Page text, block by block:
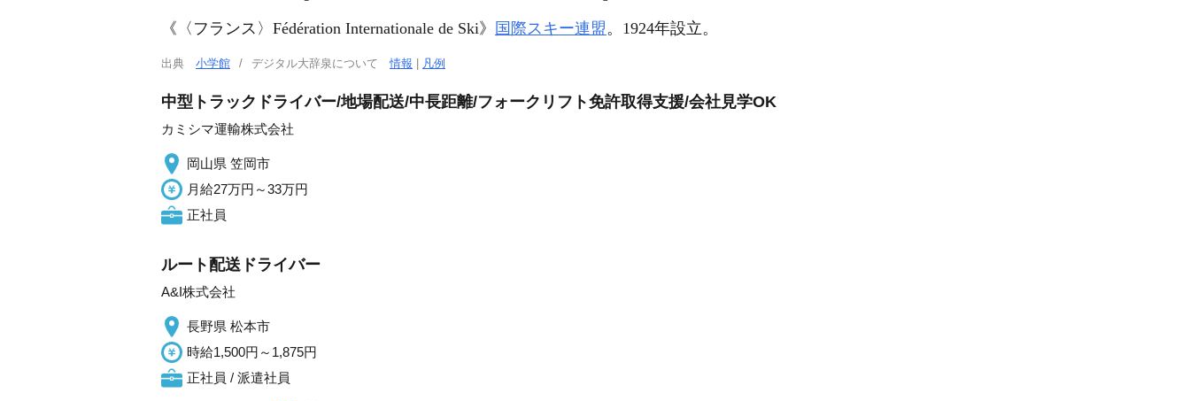
《〈フランス〉 Fédération Internationale de Ski》 国際スキー連盟。1924年設立。
出典 小学館 デジタル大辞泉について情報 凡例
中型トラックドライバー/地場配送/中長距離/フォークリフト免許取得支援/会社見学OK
カミシマ運輸株式会社
岡山県 笠岡市
月給27万円～33万円
正社員
ルート配送ドライバー
A&I株式会社
長野県 松本市
時給1,500円～1,875円
正社員 / 派遣社員